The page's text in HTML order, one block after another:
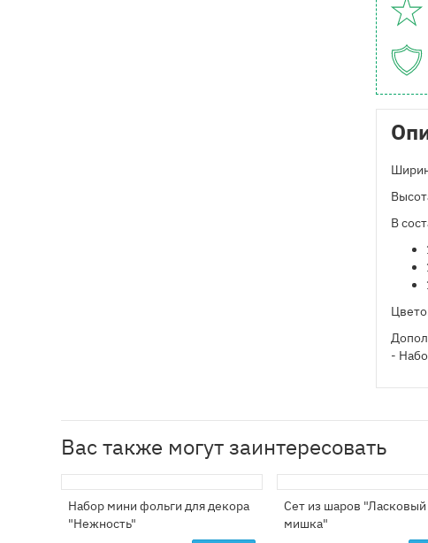
В
-
Вас также могут заинтересовать
Набор мини фольги для декора
"Нежность"
Сет из шаров "Ласковый
мишка"